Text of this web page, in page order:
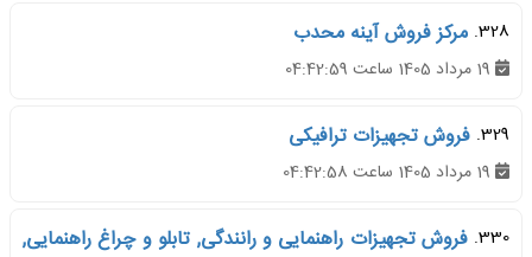
328. مرکز فروش آینه محدب
329. فروش تجهیزات ترافیکی
330. فروش تجهیزات راهنمایی و رانندگی, تابلو و چراغ راهنمایی,